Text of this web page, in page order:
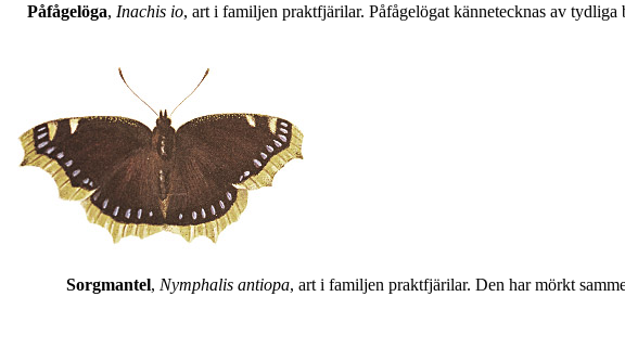
Påfågelöga, Inachis io, art i familjen praktfjärilar. Påfågelögat kännetecknas av
Sorgmantel, Nymphalis antiopa, art i familjen praktfjärilar. Den har mörkt